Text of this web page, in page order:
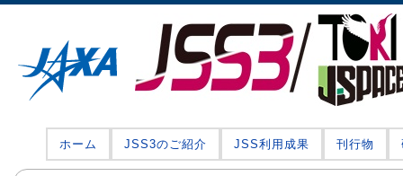
ホーム JSS3のご紹介 JSS利用成果 刊行物